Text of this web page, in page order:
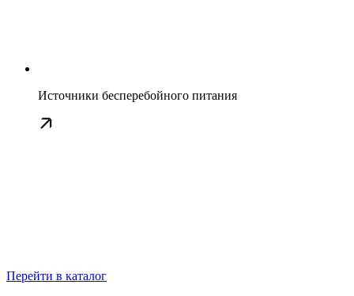
Источники бесперебойного питания
Перейти в каталог